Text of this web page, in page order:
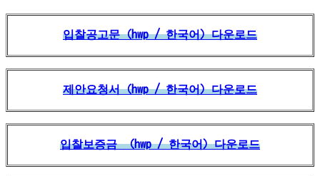
입찰공고문（hwp / 한국어）다운로드
제안요청서（hwp / 한국어）다운로드
입찰보증금 （hwp / 한국어）다운로드